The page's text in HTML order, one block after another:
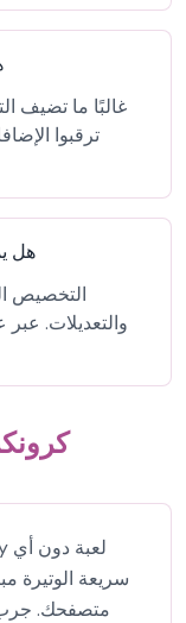
غالبًا ما تضيف
ترقبوا
هل
التخصيص
والتعديلات.
متصفحك. جرب